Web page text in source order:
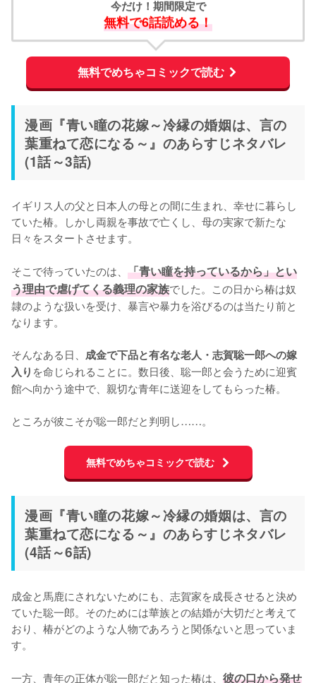
今だけ！期間限定で
無料で6話読める！
無料でめちゃコミックで読む
漫画『青い瞳の花嫁～冷縁の婚姻は、言の
葉重ねて恋になる～』のあらすじネタバレ
(1話～3話)
イギリス人の父と日本人の母との間に生まれ、幸せに暮らし
ていた椿。しかし両親を事故で亡くし、母の実家で新たな
日々をスタートさせます。
そこで待っていたのは、 「青い瞳を持っているから」とい
う理由で虐げてくる義理の家族でした。この日から椿は奴
隷のような扱いを受け、暴言や暴力を浴びるのは当たり前と
なります。
そんなある日、 成金で下品と有名な老人・志賀聡一郎への嫁
入り を命じられることに。数日後、聡一郎と会うために迎賓
館へ向かう途中で、親切な青年に送迎をしてもらった椿。
ところが彼こそが聡一郎だと判明し……。
無料でめちゃコミックで読む
漫画『青い瞳の花嫁～冷縁の婚姻は、言の
葉重ねて恋になる～』のあらすじネタバレ
(4話～6話)
成金と馬鹿にされないためにも、志賀家を成長させると決め
ていた聡一郎。そのためには華族との結婚が大切だと考えて
おり、椿がどのような人物であろうと関係ないと思っていま
す。
一方、青年の正体が聡一郎だと知った椿は、 彼の口から発せ